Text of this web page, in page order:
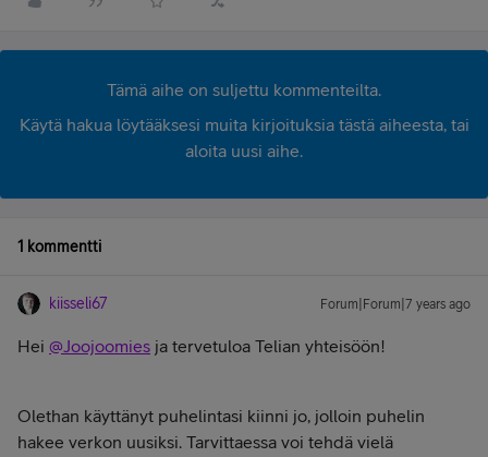
Tämä aihe on suljettu kommenteilta.
Käytä hakua löytääksesi muita kirjoituksia tästä aiheesta, tai
aloita uusi aihe.
1 kommentti
kiisseli67 Forum|Forum|7 years ago
Hei @Joojoomies ja tervetuloa Telian yhteisöön!
Olethan käyttänyt puhelintasi kiinni jo, jolloin puhelin
hakee verkon uusiksi. Tarvittaessa voi tehdä vielä